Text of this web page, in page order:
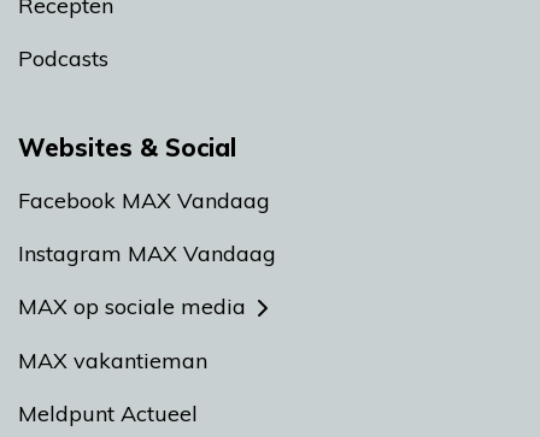
Podcasts
Websites & Social
Facebook MAX Vandaag
Instagram MAX Vandaag
MAX op sociale media
MAX vakantieman
Meldpunt Actueel